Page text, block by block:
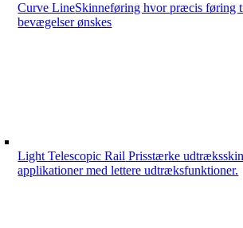
Curve LineSkinneføring hvor præcis føring
bevægelser ønskes
Light Telescopic Rail Prisstærke
applikationer med lettere udtræksfunktioner.